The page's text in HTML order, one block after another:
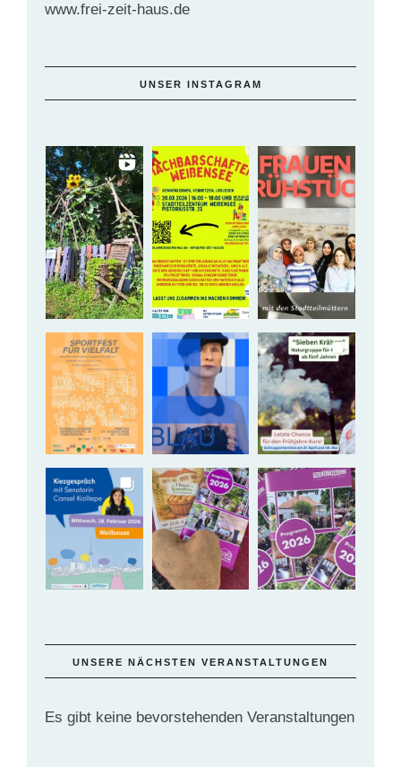
www.frei-zeit-haus.de
UNSER INSTAGRAM
UNSERE NÄCHSTEN VERANSTALTUNGEN
Es gibt keine bevorstehenden Veranstaltungen